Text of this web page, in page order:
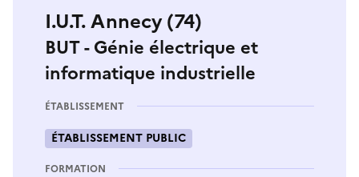
I.U.T. Annecy (74)
BUT - Génie électrique et
informatique industrielle
ÉTABLISSEMENT
ÉTABLISSEMENT PUBLIC
FORMATION